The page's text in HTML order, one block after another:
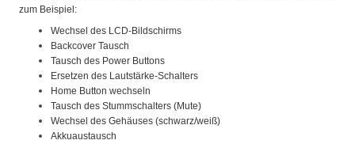
zum Beispiel:
Wechsel des LCD-Bildschirms
Backcover Tausch
Tausch des Power Buttons
Ersetzen des Lautstärke-Schalters
Home Button wechseln
Tausch des Stummschalters (Mute)
Wechsel des Gehäuses (schwarz/weiß)
Akkuaustausch